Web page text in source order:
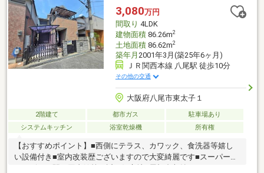
で約950ｍ♪〇長瀬中学校まで約1.1ｋｍ♪〇万代大蓮北店まで約
600ｍ♪◇◆◇◆◇◆◇
3,080万円
間取り 4LDK
建物面積86.26m2
土地面積86.62m2
築年月 2001年3月(築25年6ヶ月)
ＪＲ関西本線 八尾駅 徒歩10分
その他の交通
大阪府八尾市東太子１
2階建て 都市ガス
駐車場あり
システムキッチン
浴室乾燥機 所有権
【おすすめポイント】■西側にテラス、カワック、食洗器等嬉し
い設備付き■室内改装歴ございますので大変綺麗です■スーパー、